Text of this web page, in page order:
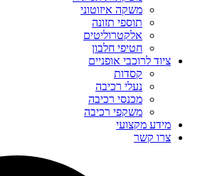
משקה איזוטוני
תוספי תזונה
אלקטרוליטים
חטיפי חלבון
ציוד לרוכבי אופניים
קסדות
נעלי רכיבה
מכנסי רכיבה
משקפי רכיבה
מידע מקצועי
צרו קשר